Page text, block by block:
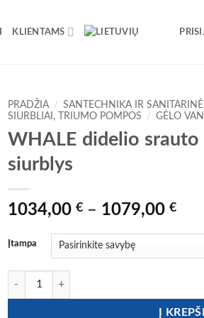
KLIENTAMS
PRADŽIA / SANTECHNIKA IR
SIURBLIAI, TRIUMO POMPOS
/ GĖLO
WHALE didelio srauto
siurblys
1034,00 € – 1079,00 €
Įtampa
produkto kiekis: WHALE didelio srauto gėlo
Į